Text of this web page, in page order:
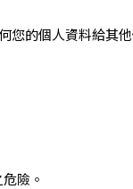
您的個人資料給其
險。